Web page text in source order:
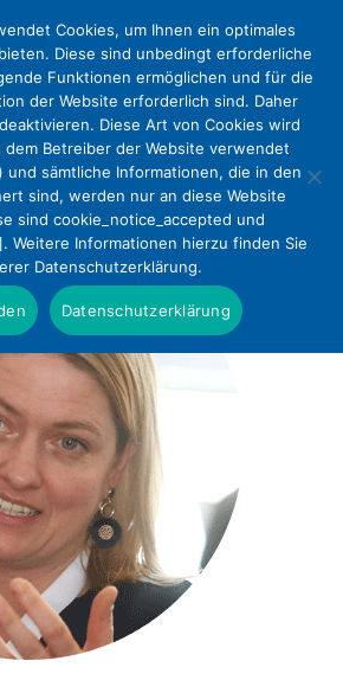
Cookies, um Ihnen ein optimales
Diese sind unbedingt erforderliche
Funktionen ermöglichen und für die
der Website erforderlich sind. Daher
Diese Art von Cookies wird
dem Betreiber der Website verwendet
und sämtliche Informationen, die in den
sind, werden nur an diese Website
sind cookie_notice_accepted und
Weitere Informationen hierzu finden Sie
Datenschutzerklärung.
Datenschutzerklärung